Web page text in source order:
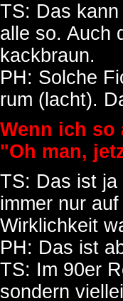
TS: Das
alle so. Auch
kackbraun.
PH: Solche
rum (lacht).
Wenn ich so
"Oh man,
TS: Das ist ja
immer nur
Wirklichkeit
PH: Das ist
TS: Im 90er
sondern